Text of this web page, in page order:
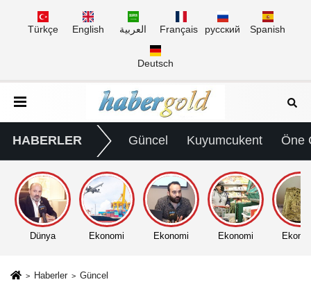
Türkçe English العربية Français русский Spanish
Deutsch
HABERLER Güncel Kuyumcukent Öne
Dünya Ekonomi Ekonomi Ekonomi
Haberler Güncel